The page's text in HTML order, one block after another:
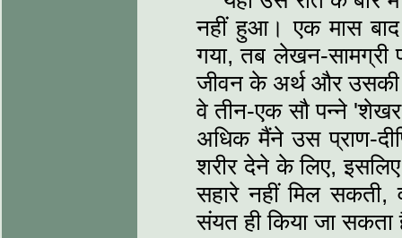
नहीं हुआ। एक मास
गया, तब लेखन-सामग्री
जीवन के अर्थ और उसकी
वे तीन-एक सौ पन्ने
अधिक मैंने उस प्राण-
शरीर देने के लिए,
सहारे नहीं मिल
संयत ही किया जा सकता